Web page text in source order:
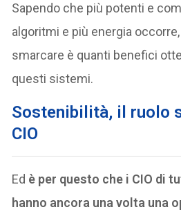
Sapendo che più potenti e
algoritmi e più energia
smarcare è quanti benefici
questi sistemi.
Sostenibilità, il ruolo
CIO
Ed è per questo che i CIO di
hanno ancora una volta una